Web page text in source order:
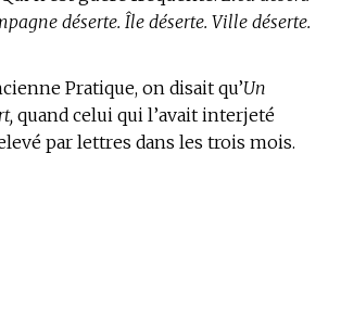
déserte. Île déserte. Ville déserte.
Pratique, on disait qu’Un
quand celui qui l’avait interjeté
par lettres dans les trois mois.